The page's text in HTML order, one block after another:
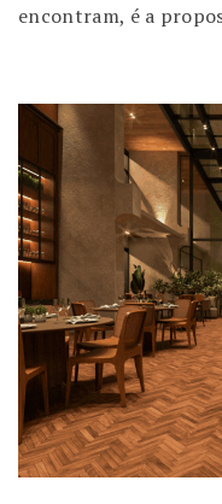
encontram, é a